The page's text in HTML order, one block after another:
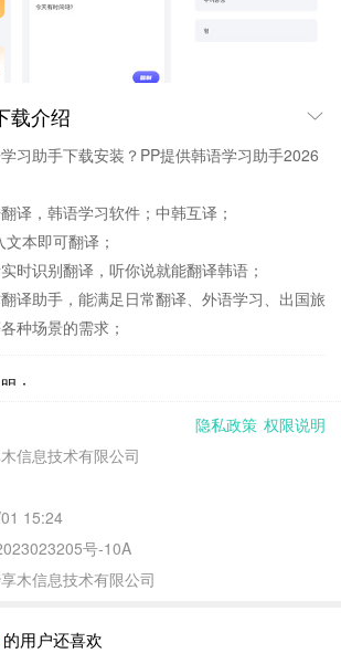
载介绍
习助手下载安装？PP提供韩语学习助手2026
译，韩语学习软件；中韩互译；
本即可翻译；
时识别翻译，听你说就能翻译韩语；
译助手，能满足日常翻译、外语学习、出国旅
种场景的需求；
：
装说明：
机上面的方法有很多。 安卓系统的手机可以
手机助手里面一键下载安装！也可以通过电
习助手下载的二维码获取下载链接！有手机端
隐私政策 权限说明
信息技术有限公司
15:24
号-10A
木信息技术有限公司
的用户还喜欢